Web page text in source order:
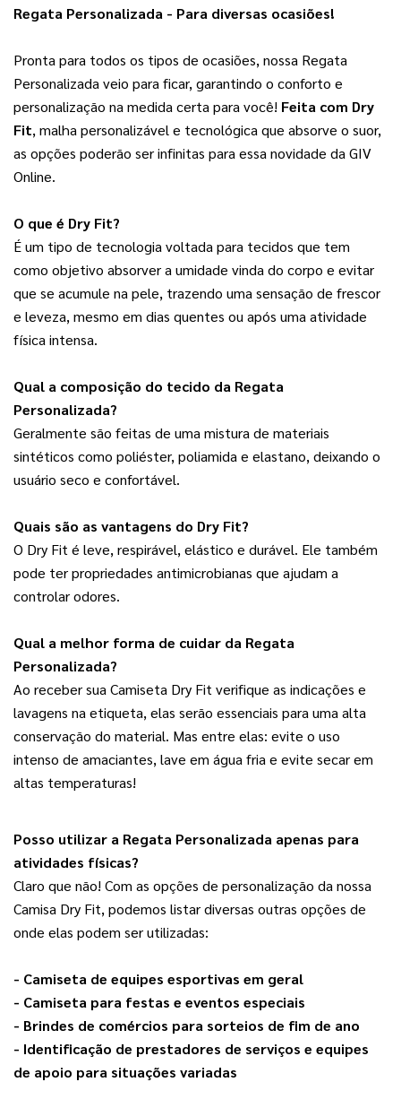
Regata Personalizada - Para diversas ocasiões!
Pronta para todos os tipos de ocasiões, nossa Regata
Personalizada veio para ficar, garantindo o conforto e
personalização na medida certa para você! Feita com Dry
Fit, malha personalizável e tecnológica que absorve o suor,
as opções poderão ser infinitas para essa novidade da GIV
Online.
O que é Dry Fit?
É um tipo de tecnologia voltada para tecidos que tem
como objetivo absorver a umidade vinda do corpo e evitar
que se acumule na pele, trazendo uma sensação de frescor
e leveza, mesmo em dias quentes ou após uma atividade
física intensa.
Qual a composição do tecido da Regata
Personalizada?
Geralmente são feitas de uma mistura de materiais
sintéticos como poliéster, poliamida e elastano, deixando o
usuário seco e confortável.
Quais são as vantagens do Dry Fit?
O Dry Fit é leve, respirável, elástico e durável. Ele também
pode ter propriedades antimicrobianas que ajudam a
controlar odores.
Qual a melhor forma de cuidar da Regata
Personalizada?
Ao receber sua Camiseta Dry Fit verifique as indicações e
lavagens na etiqueta, elas serão essenciais para uma alta
conservação do material. Mas entre elas: evite o uso
intenso de amaciantes, lave em água fria e evite secar em
altas temperaturas!
Posso utilizar a Regata Personalizada apenas para
atividades físicas?
Claro que não! Com as opções de personalização da nossa
Camisa Dry Fit, podemos listar diversas outras opções de
onde elas podem ser utilizadas:
- Camiseta de equipes esportivas em geral
- Camiseta para festas e eventos especiais
- Brindes de comércios para sorteios de fim de ano
- Identificação de prestadores de serviços e equipes
de apoio para situações variadas